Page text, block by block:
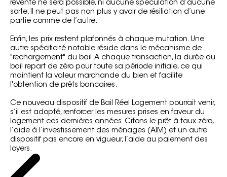
revente ne sera possible, ni aucune spéculation d’aucune
sorte. Il ne peut pas non plus y avoir de résiliation d’une
partie comme de l’autre.
Enfin, les prix restent plafonnés à chaque mutation. Une
autre spécificité notable réside dans le mécanisme de
"rechargement" du bail. A chaque transaction, la durée du
bail repart de zéro pour toute sa période initiale, ce qui
maintient la valeur marchande du bien et facilite
l'obtention de prêts bancaires.
Ce nouveau dispositif de Bail Réel Logement pourrait venir,
s’il est adopté, renforcer les mesures prises en faveur du
logement ces dernières années. Citons le prêt à taux zéro,
l’aide à l’investissement des ménages (AIM) et un autre
dispositif pas encore en vigueur, l’aide au paiement des
loyers.